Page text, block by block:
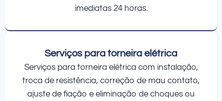
imediatas 24 horas.
Serviços para torneira elétrica
Serviços para torneira elétrica com instalação,
troca de resistência, correção de mau contato,
ajuste de fiação e eliminação de choques ou